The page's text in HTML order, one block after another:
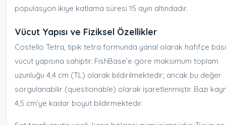
populasyon ikiye katlama süresi 15 ayın altındadır.
Vücut Yapısı ve Fiziksel Özellikler
Costello Tetra, tipik tetra formunda yanal olarak hafifçe
vücut yapısına sahiptir. FishBase’e göre maksimum toplam
uzunluğu 4,4 cm (TL) olarak bildirilmektedir; ancak bu değer
sorgulanabilir (questionable) olarak işaretlenmiştir. Bazı
4,5 cm’ye kadar boyut bildirmektedir.